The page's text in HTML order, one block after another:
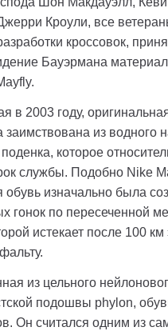
Кроули, все
кроссовок,
Бауэрмана
в 2003 году,
из водного
которое
службы. Подобно Nike
обувь изначально была
гонок по пересеченной
истекает после 100 км
из цельного
подошвы phylon,
Он считался одним из